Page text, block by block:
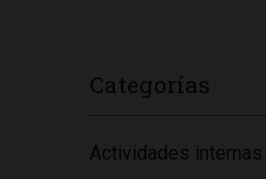
Categorías
Actividades internas